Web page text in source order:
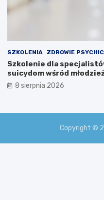
SZKOLENIA ZDROWIE
Szkolenie dla
suicydom wśród
8 sierpnia 2026
Copyright ©